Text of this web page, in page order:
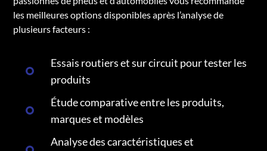
les meilleures options disponibles après l’analyse de
plusieurs facteurs :
Essais routiers et sur circuit pour tester les
produits
Étude comparative entre les produits,
marques et modèles
Analyse des caractéristiques et